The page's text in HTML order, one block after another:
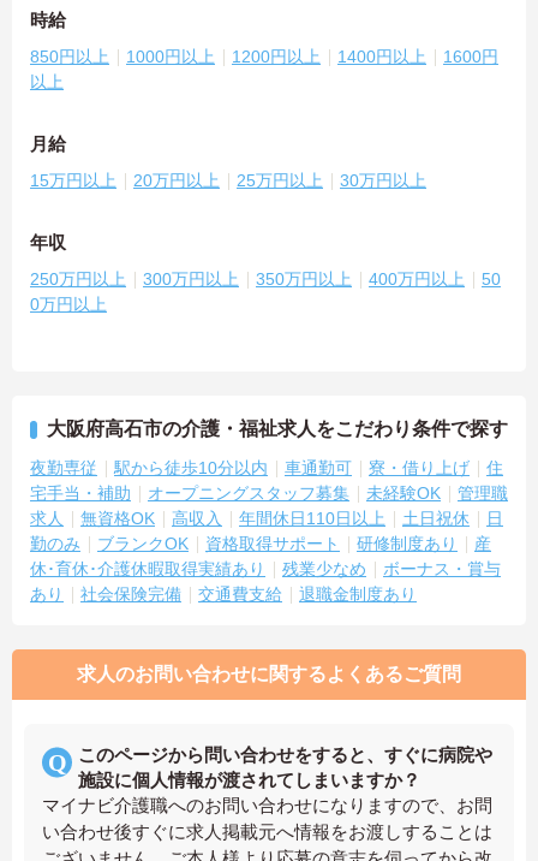
時給
850円以上 1000円以上 1200円以上 1400円以上
1600円
以上
月給
15万円以上 20万円以上 25万円以上 30万円以上
年収
250万円以上 300万円以上 350万円以上 400万円以上
50
0万円以上
大阪府高石市の介護・福祉求人をこだわり条件で探す
夜勤専従 駅から徒歩10分以内 車通勤可 寮・借り上げ
住
宅手当・補助
オープニングスタッフ募集 未経験OK
管理職
求人
無資格OK 高収入 年間休日110日以上 土日祝休
日
勤のみ
ブランクOK 資格取得サポート 研修制度あり
産
休･育休･介護休暇取得実績あり
残業少なめ
ボーナス・賞与
あり
社会保険完備 交通費支給 退職金制度あり
求人のお問い合わせに関するよくあるご質問
このページから問い合わせをすると、すぐに病院や
施設に個人情報が渡されてしまいますか？
マイナビ介護職へのお問い合わせになりますので、お問
い合わせ後すぐに求人掲載元へ情報をお渡しすることは